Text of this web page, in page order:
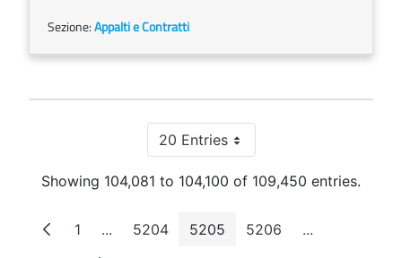
Sezione:Appalti e Contratti
20 EntriesPer Page
Showing 104,081 to 104,100 of 109,450 entries.
Page
1 ...Intermediate Pages
Page
5204 Page
5205 Page
5206 ...Intermediate